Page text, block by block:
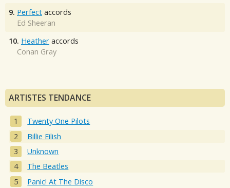
9. Perfect accords
Ed Sheeran
10. Heather accords
Conan Gray
ARTISTES TENDANCE
Twenty One Pilots
Billie Eilish
Unknown
The Beatles
Panic! At The Disco